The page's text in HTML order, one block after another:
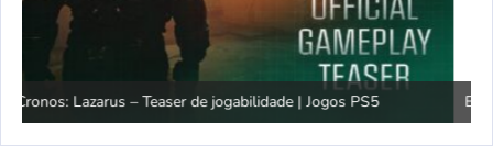
Easy Delivery Co. – Atualização gratuita já disponível | Jogos PS5